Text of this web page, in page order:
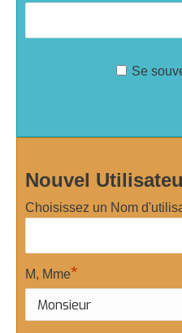
Se
Nouvel
Choisissez un Nom
M, Mme*